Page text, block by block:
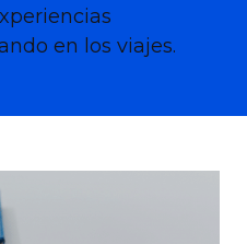
en los viajes.